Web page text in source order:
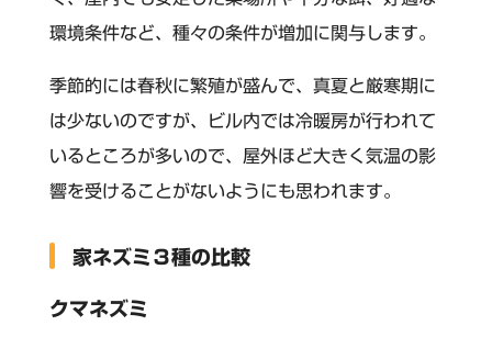
環境条件など、種々の条件が増加に関与します。
季節的には春秋に繁殖が盛んで、真夏と厳寒期に
は少ないのですが、ビル内では冷暖房が行われて
いるところが多いので、屋外ほど大きく気温の影
響を受けることがないようにも思われます。
家ネズミ３種の比較
クマネズミ